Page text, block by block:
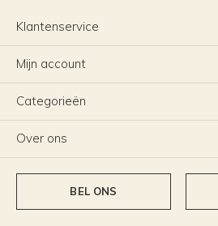
Klantenservice
Mijn account
Categorieën
Over ons
BEL ONS